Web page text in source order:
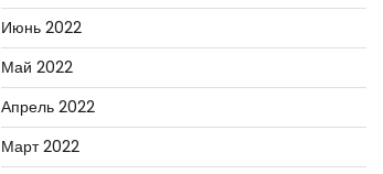
Июнь 2022
Май 2022
Апрель 2022
Март 2022